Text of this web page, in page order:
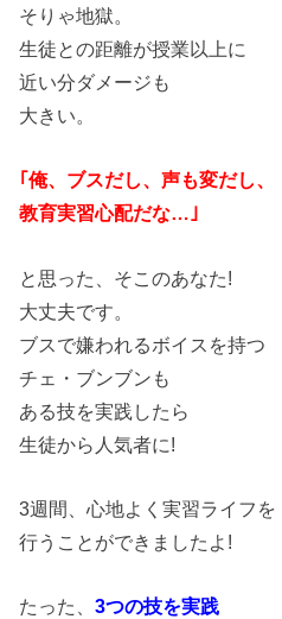
そりゃ地獄。
生徒との距離が授業以上に
近い分ダメージも
大きい。
｢俺、ブスだし、声も変だし、
教育実習心配だな…｣
と思った、そこのあなた!
大丈夫です。
ブスで嫌われるボイスを持つ
チェ・ブンブンも
ある技を実践したら
生徒から人気者に!
3週間、心地よく実習ライフを
行うことができましたよ!
たった、3つの技を実践